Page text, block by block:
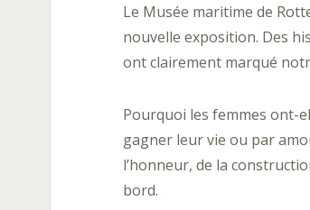
Le Musée maritime de
nouvelle exposition. Des
ont clairement marqué
Pourquoi les femmes ont-
gagner leur vie ou par
l’honneur, de la
bord.